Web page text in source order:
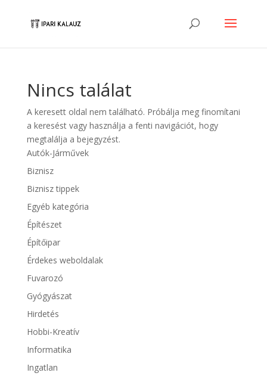
Nincs találat
A keresett oldal nem található. Próbálja meg finomítani
a keresést vagy használja a fenti navigációt, hogy
megtalálja a bejegyzést.
Autók-Járművek
Biznisz
Biznisz tippek
Egyéb kategória
Építészet
Építőipar
Érdekes weboldalak
Fuvarozó
Gyógyászat
Hirdetés
Hobbi-Kreatív
Informatika
Ingatlan